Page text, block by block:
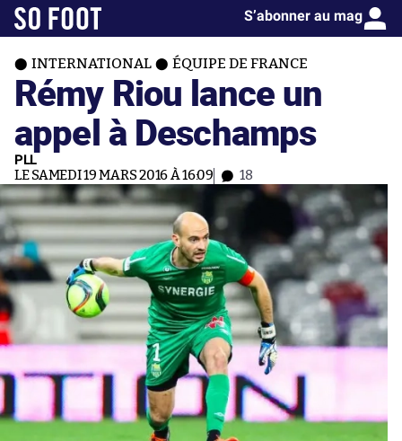
S’abonner au mag
INTERNATIONAL ÉQUIPE DE FRANCE
Rémy Riou lance un
appel à Deschamps
PLL
LE SAMEDI 19 MARS 2016 À 16:09 18